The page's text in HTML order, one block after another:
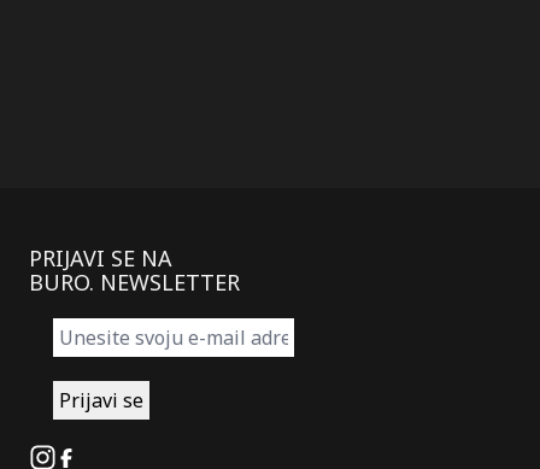
PRIJAVI SE NA
BURO. NEWSLETTER
Instagram
Facebook